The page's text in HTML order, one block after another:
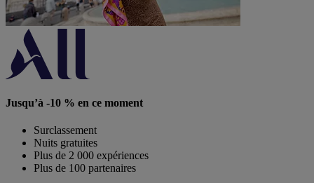
Jusqu’à -10 % en ce moment
Surclassement
Nuits gratuites
Plus de 2 000 expériences
Plus de 100 partenaires